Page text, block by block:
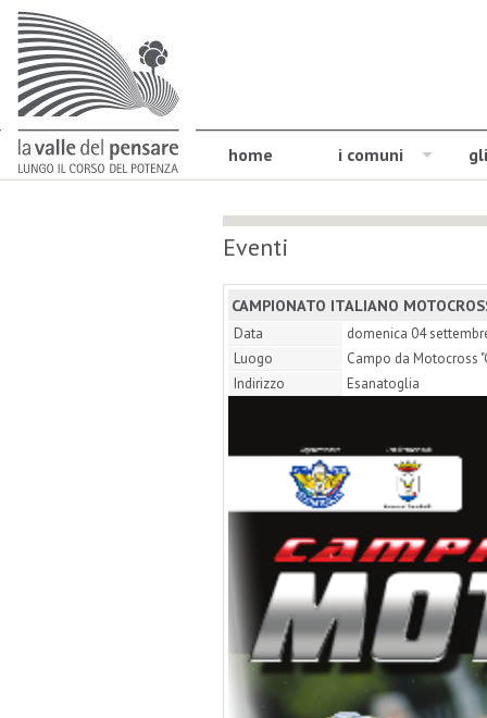
home i comuni
Eventi
CAMPIONATO ITALIANO
Data
domenica 04
Luogo
Campo da Motocross
Indirizzo
Esanatoglia